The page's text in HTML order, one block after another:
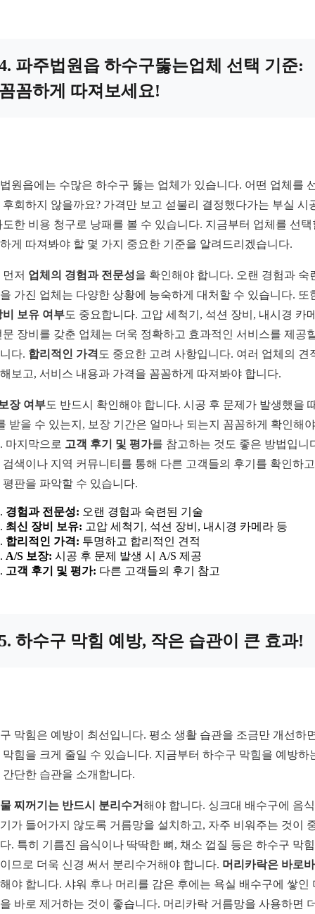
파주법원읍 하수구뚫는업체 선택 기준:
꼼하게 따져보세요!
원읍에는 수많은 하수구 뚫는 업체가 있습니다. 어떤 업체를
후회하지 않을까요? 가격만 보고 섣불리 결정했다가는 부실 시
도한 비용 청구로 낭패를 볼 수 있습니다. 지금부터 업체를 선택
게 따져봐야 할 몇 가지 중요한 기준을 알려드리겠습니다.
저 업체의 경험과 전문성을 확인해야 합니다. 오랜 경험과 숙
가진 업체는 다양한 상황에 능숙하게 대처할 수 있습니다. 또
비 보유 여부도 중요합니다. 고압 세척기, 석션 장비, 내시경 카
문 장비를 갖춘 업체는 더욱 정확하고 효과적인 서비스를 제공
다. 합리적인 가격 도 중요한 고려 사항입니다. 여러 업체의 견
보고, 서비스 내용과 가격을 꼼꼼하게 따져봐야 합니다.
장 여부도 반드시 확인해야 합니다. 시공 후 문제가 발생했을
받을 수 있는지, 보장 기간은 얼마나 되는지 꼼꼼하게 확인해
마지막으로 고객 후기 및 평가를 참고하는 것도 좋은 방법입니
검색이나 지역 커뮤니티를 통해 다른 고객들의 후기를 확인하
평판을 파악할 수 있습니다.
경험과 전문성: 오랜 경험과 숙련된 기술
최신 장비 보유: 고압 세척기, 석션 장비, 내시경 카메라 등
합리적인 가격: 투명하고 합리적인 견적
A/S 보장: 시공 후 문제 발생 시 A/S 제공
고객 후기 및 평가: 다른 고객들의 후기 참고
하수구 막힘 예방, 작은 습관이 큰 효과!
막힘은 예방이 최선입니다. 평소 생활 습관을 조금만 개선하
막힘을 크게 줄일 수 있습니다. 지금부터 하수구 막힘을 예방하
간단한 습관을 소개합니다.
찌꺼기는 반드시 분리수거해야 합니다. 싱크대 배수구에 음
가 들어가지 않도록 거름망을 설치하고, 자주 비워주는 것이
. 특히 기름진 음식이나 딱딱한 뼈, 채소 껍질 등은 하수구 막
므로 더욱 신경 써서 분리수거해야 합니다. 머리카락은 바로
해야 합니다. 샤워 후나 머리를 감은 후에는 욕실 배수구에 쌓인
바로 제거하는 것이 좋습니다. 머리카락 거름망을 사용하면